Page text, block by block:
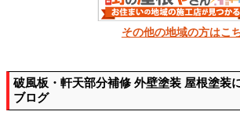
その他の地域の方はこ
破風板・軒天部分補修 外壁塗装 屋根塗装
ブログ